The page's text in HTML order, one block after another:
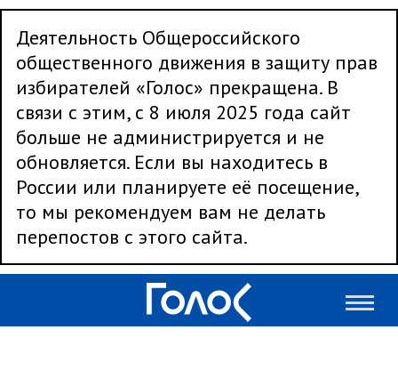
Деятельность Общероссийского
общественного движения в защиту прав
избирателей «Голос» прекращена. В
связи с этим, с 8 июля 2025 года сайт
больше не администрируется и не
обновляется. Если вы находитесь в
России или планируете её посещение,
то мы рекомендуем вам не делать
перепостов с этого сайта.